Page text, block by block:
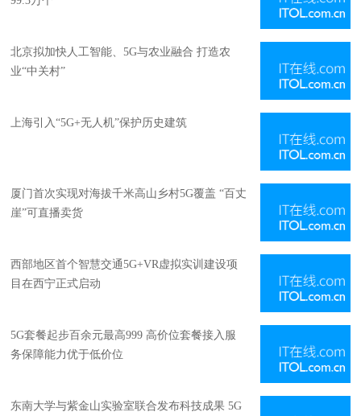
北京拟加快人工智能、5G与农业融合 打造农
业“中关村”
上海引入“5G+无人机”保护历史建筑
厦门首次实现对海拔千米高山乡村5G覆盖 “百丈
崖”可直播卖货
西部地区首个智慧交通5G+VR虚拟实训建设项
目在西宁正式启动
5G套餐起步百余元最高999 高价位套餐接入服
务保障能力优于低价位
东南大学与紫金山实验室联合发布科技成果 5G